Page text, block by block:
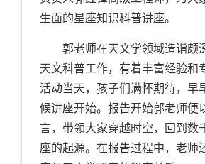
生面的星座知识科普讲座。
郭老师在天文学领域造诣颇
天文科普工作，有着丰富经验和
活动当天，孩子们满怀期待，早
候讲座开始。报告开始郭老师便
言，带领大家穿越时空，回到数
座的起源。在报告过程中，老师